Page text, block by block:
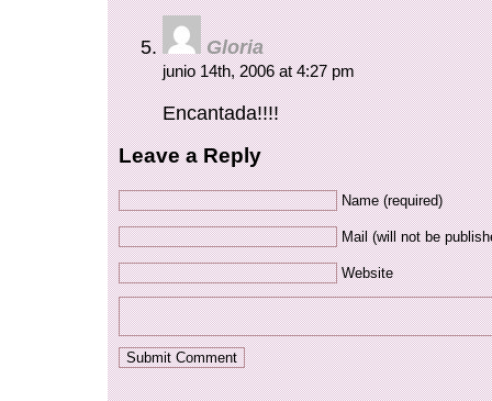
Gloria
junio 14th, 2006 at 4:27 pm
Encantada!!!!
Leave a Reply
Name (required)
Mail (will not be
Website